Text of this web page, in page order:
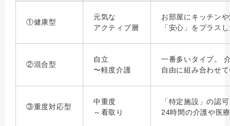
①健康型
元気な
アクティブ層
お部屋にキッチン
「安心」をプラス
②混合型
自立
〜軽度介護
一番多いタイプ。
自由に組み合わせ
③重度対応型
中重度
～看取り
「特定施設」の認
24時間の介護や医